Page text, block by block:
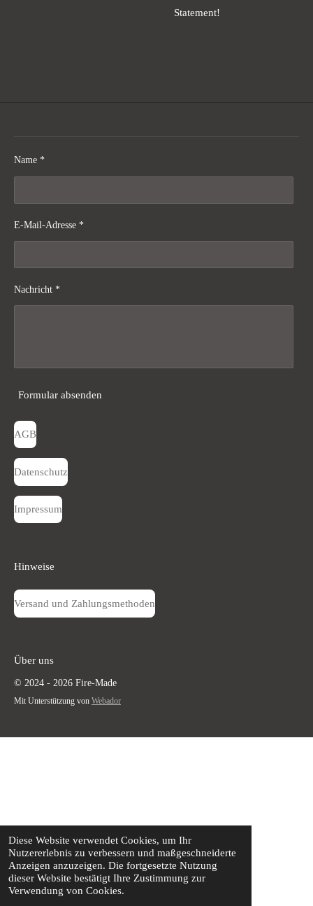
Diese Website verwendet Cookies, um Ihr
Nutzererlebnis zu verbessern und maßgeschneiderte
Anzeigen anzuzeigen. Die fortgesetzte Nutzung
dieser Website bestätigt Ihre Zustimmung zur
Verwendung von Cookies.
Statement!
Name *
E-Mail-Adresse *
Nachricht *
Formular absenden
AGB
Datenschutz
Impressum
Hinweise
Versand und Zahlungsmethoden
Über uns
© 2024 - 2026 Fire-Made
Mit Unterstützung von Webador